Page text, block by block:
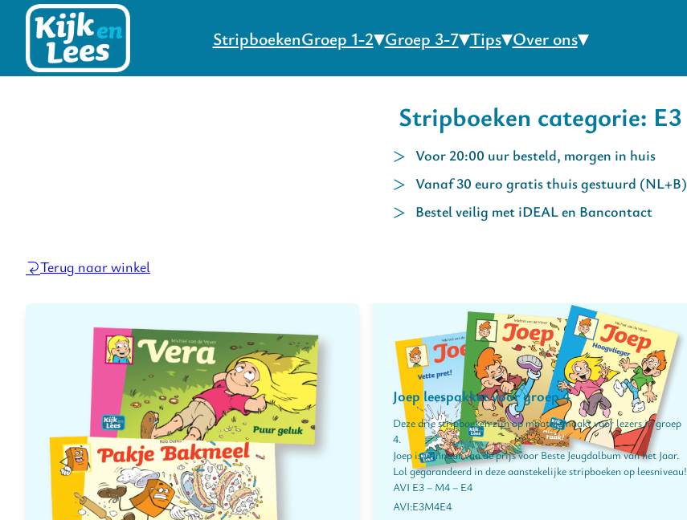
StripboekenGroep 1-2 Groep 3-7 Tips Over ons
Stripboeken categorie: E3
Voor 20:00 uur besteld, morgen in huis
Vanaf 30 euro gratis thuis gestuurd (NL+B)
Bestel veilig met iDEAL en Bancontact
Terug naar winkel
Joep leespakket voor groep 4
Deze drie stripboeken zijn op maat gemaakt voor lezers in groep
4.
Joep is winnaar van de prijs voor Beste Jeugdalbum van het Jaar.
Lol gegarandeerd in deze aanstekelijke stripboeken op leesniveau!
AVI E3 – M4 – E4
E3M4E4